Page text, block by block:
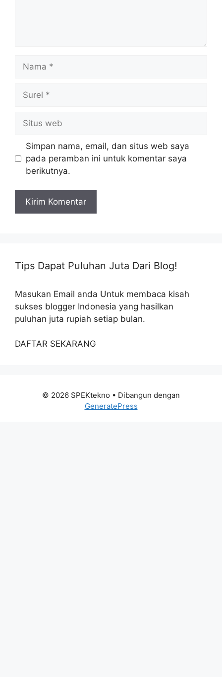
Nama
Surel
Situs
web
Simpan nama, email, dan situs web saya
pada peramban ini untuk komentar saya
berikutnya.
Tips Dapat Puluhan Juta Dari Blog!
Masukan Email anda Untuk membaca kisah
sukses blogger Indonesia yang hasilkan
puluhan juta rupiah setiap bulan.
DAFTAR SEKARANG
© 2026 SPEKtekno • Dibangun dengan
GeneratePress